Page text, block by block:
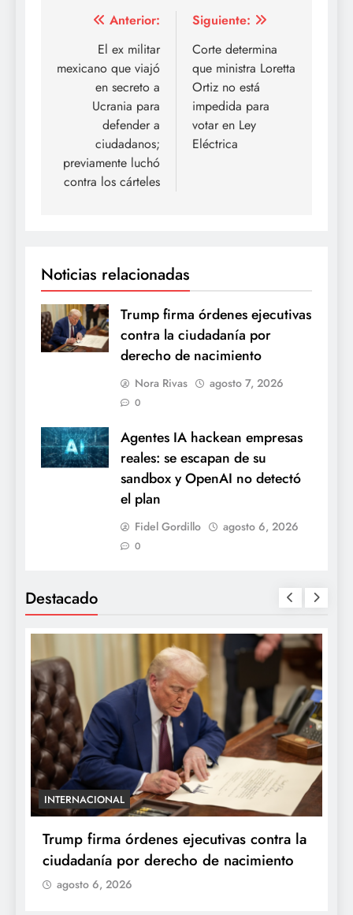
Navegación
entradas
Anterior:
El ex militar
mexicano que viajó
en secreto a
Ucrania para
defender a
ciudadanos;
previamente luchó
contra los cárteles
Siguiente:
Corte determina
que ministra Loretta
Ortiz no está
impedida para
votar en Ley
Eléctrica
Noticias relacionadas
Trump firma órdenes ejecutivas
contra la ciudadanía por
derecho de nacimiento
Nora Rivas agosto 7, 2026
0
Agentes IA hackean empresas
reales: se escapan de su
sandbox y OpenAI no detectó
el plan
Fidel Gordillo agosto 6, 2026
0
Destacado
INTERNACIONAL
Trump firma órdenes ejecutivas contra la
ciudadanía por derecho de nacimiento
agosto 6, 2026